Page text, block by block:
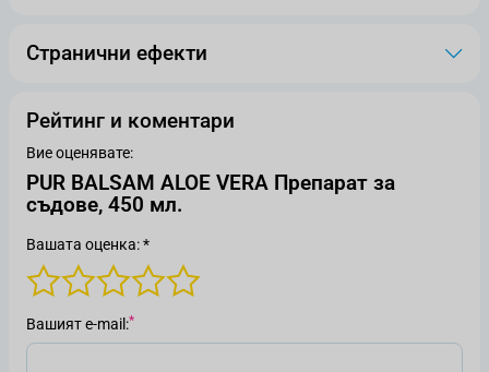
Странични ефекти
Рейтинг и коментари
Вие оценявате:
PUR BALSAM ALOE VERA Препарат за
съдове, 450 мл.
Вашата оценка: *
Вашият е-mail